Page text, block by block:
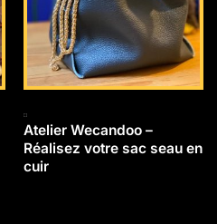
Atelier Wecandoo –
Réalisez votre sac seau en
cuir